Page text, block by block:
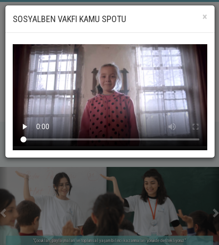
LG
"Çocukları, paylaşmaları ve toplumsal yaşam bilinci kazanmaları yönünde destekliyoruz."
_geri
×
SOSYALBEN VAKFI KAMU SPOTU